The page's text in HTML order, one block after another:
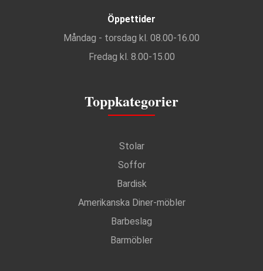
Öppettider
Måndag - torsdag kl. 08.00-16.00
Fredag kl. 8.00-15.00
Toppkategorier
Stolar
Soffor
Bardisk
Amerikanska Diner-möbler
Barbeslag
Barmöbler